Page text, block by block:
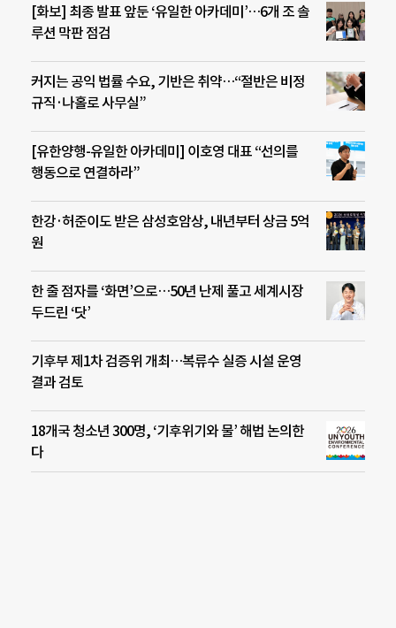
[화보] 최종 발표 앞둔 ‘유일한 아카데미’…6개 조 솔
루션 막판 점검
커지는 공익 법률 수요, 기반은 취약…“절반은 비정
규직·나홀로 사무실”
[유한양행-유일한 아카데미] 이호영 대표 “선의를
행동으로 연결하라”
한강·허준이도 받은 삼성호암상, 내년부터 상금 5억
원
한 줄 점자를 ‘화면’으로…50년 난제 풀고 세계시장
두드린 ‘닷’
기후부 제1차 검증위 개최…복류수 실증 시설 운영
결과 검토
18개국 청소년 300명, ‘기후위기와 물’ 해법 논의한
다